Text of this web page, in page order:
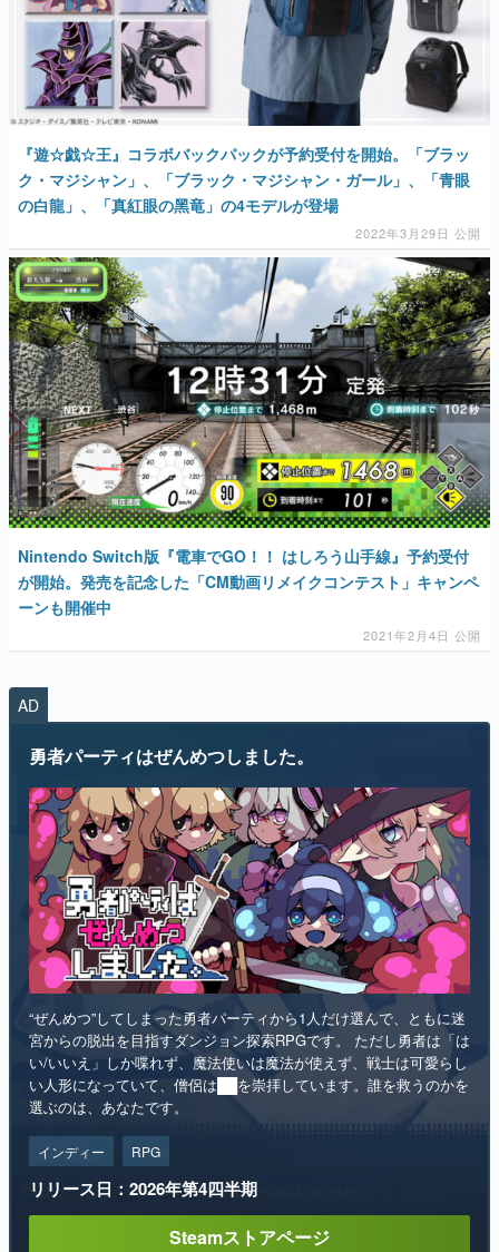
『遊☆戯☆王』コラボバックパックが予約受付を開始。「ブラッ
ク・マジシャン」、「ブラック・マジシャン・ガール」、「⻘眼
の⽩⿓」、「真紅眼の⿊⻯」の4モデルが登場
2022年3月29日 公開
Nintendo Switch版『電車でGO！！ はしろう山手線』予約受付
が開始。発売を記念した「CM動画リメイクコンテスト」キャンペ
ーンも開催中
2021年2月4日 公開
AD
勇者パーティはぜんめつしました。
“ぜんめつ”してしまった勇者パーティから1人だけ選んで、ともに迷
宮からの脱出を目指すダンジョン探索RPGです。 ただし勇者は「は
い/いいえ」しか喋れず、魔法使いは魔法が使えず、戦士は可愛らし
い人形になっていて、僧侶は██を崇拝しています。誰を救うのかを
選ぶのは、あなたです。
インディー RPG
リリース日：2026年第4四半期
Steamストアページ